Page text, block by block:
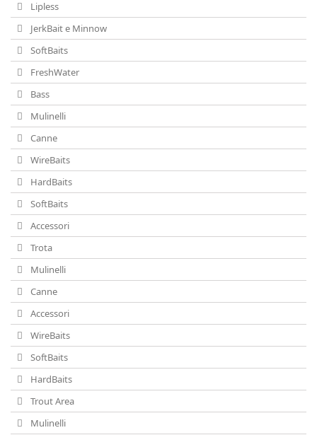
Lipless
JerkBait e Minnow
SoftBaits
FreshWater
Bass
Mulinelli
Canne
WireBaits
HardBaits
SoftBaits
Accessori
Trota
Mulinelli
Canne
Accessori
WireBaits
SoftBaits
HardBaits
Trout Area
Mulinelli